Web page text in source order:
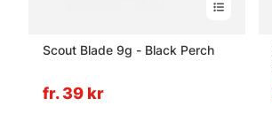
Scout Blade 9g - Black Perch
fr. 39 kr